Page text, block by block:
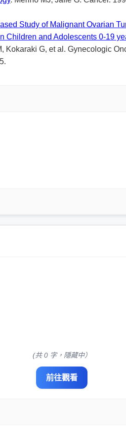
Study of Malignant Ovarian
Children and Adolescents 0-19
Kokaraki G, et al. Gynecologic
(共 0 字，隱藏中）
前往觀看